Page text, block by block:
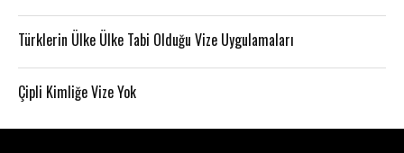
Türklerin Ülke Ülke Tabi Olduğu Vize Uygulamaları
Çipli Kimliğe Vize Yok